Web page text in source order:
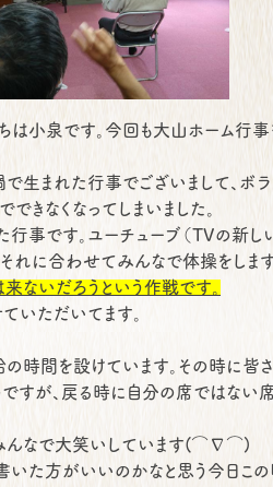
は小泉です。今回も大山ホーム行
で生まれた行事でございまして、ボ
なくなってしまいました。
行事です。ユーチューブ（TVの新し
れに合わせてみんなで体操をします
ないだろうという作戦です。
いただいてます。
時間を設けています。 その時に皆
すが、
戻る時に自分の席ではない
みんなで大笑いしています(⌒∇⌒)
た方がいいのかなと思う今日この